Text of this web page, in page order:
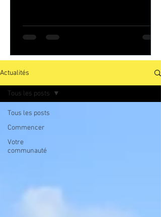
Actualités
Tous les posts
Commencer
Votre
communauté
Tous les posts